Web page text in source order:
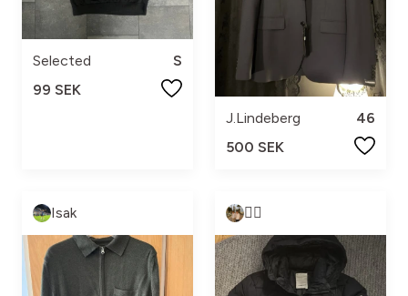
Selected
S
99 SEK
J.Lindeberg
46
500 SEK
Isak 🏌🏽